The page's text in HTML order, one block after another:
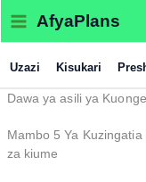
content
AfyaPlans
Uzazi Kisukari
Dawa ya asili ya
Mambo 5 Ya
za kiume